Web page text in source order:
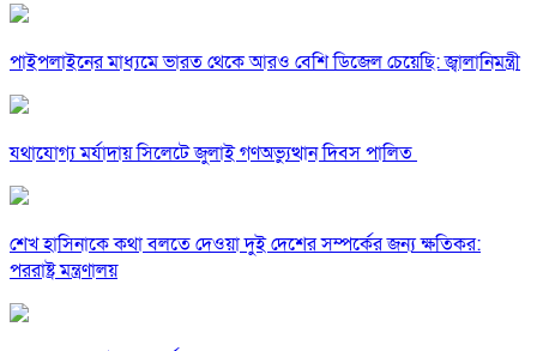
পাইপলাইনের মাধ্যমে ভারত থেকে আরও বেশি ডিজেল চেয়েছি: জ্বালানিমন্ত্রী
যথাযোগ্য মর্যাদায় সিলেটে জুলাই গণঅভ্যুত্থান দিবস পালিত
শেখ হাসিনাকে কথা বলতে দেওয়া দুই দেশের সম্পর্কের জন্য ক্ষতিকর:
পররাষ্ট্র মন্ত্রণালয়